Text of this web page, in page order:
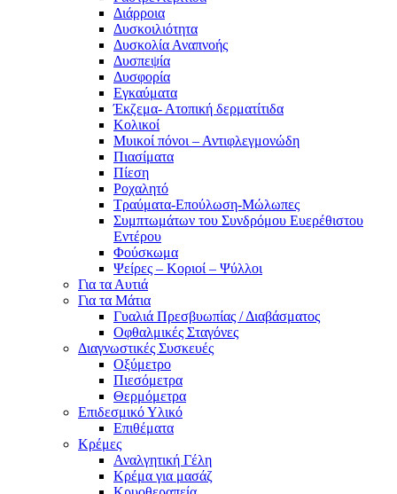
Διάρροια
Δυσκοιλιότητα
Δυσκολία Αναπνοής
Δυσπεψία
Δυσφορία
Εγκαύματα
Έκζεμα- Ατοπική δερματίτιδα
Κολικοί
Μυικοί πόνοι – Αντιφλεγμονώδη
Πιασίματα
Πίεση
Ροχαλητό
Τραύματα-Επούλωση-Μώλωπες
Συμπτωμάτων του Συνδρόμου Ευερέθιστου
Εντέρου
Φούσκωμα
Ψείρες – Κοριοί – Ψύλλοι
Για τα Αυτιά
Για τα Μάτια
Γυαλιά Πρεσβυωπίας / Διαβάσματος
Οφθαλμικές Σταγόνες
Διαγνωστικές Συσκευές
Οξύμετρο
Πιεσόμετρα
Θερμόμετρα
Επιδεσμικό Υλικό
Επιθέματα
Κρέμες
Αναλγητική Γέλη
Κρέμα για μασάζ